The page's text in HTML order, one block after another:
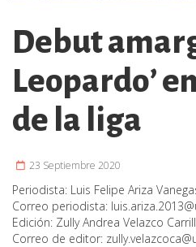
Debut
Leopardo’
de la liga
23 Septiembre 2020
Periodista: Luis Felipe Ariza
Correo periodista:
Edición: Zully Andrea Velazco
Correo de editor: